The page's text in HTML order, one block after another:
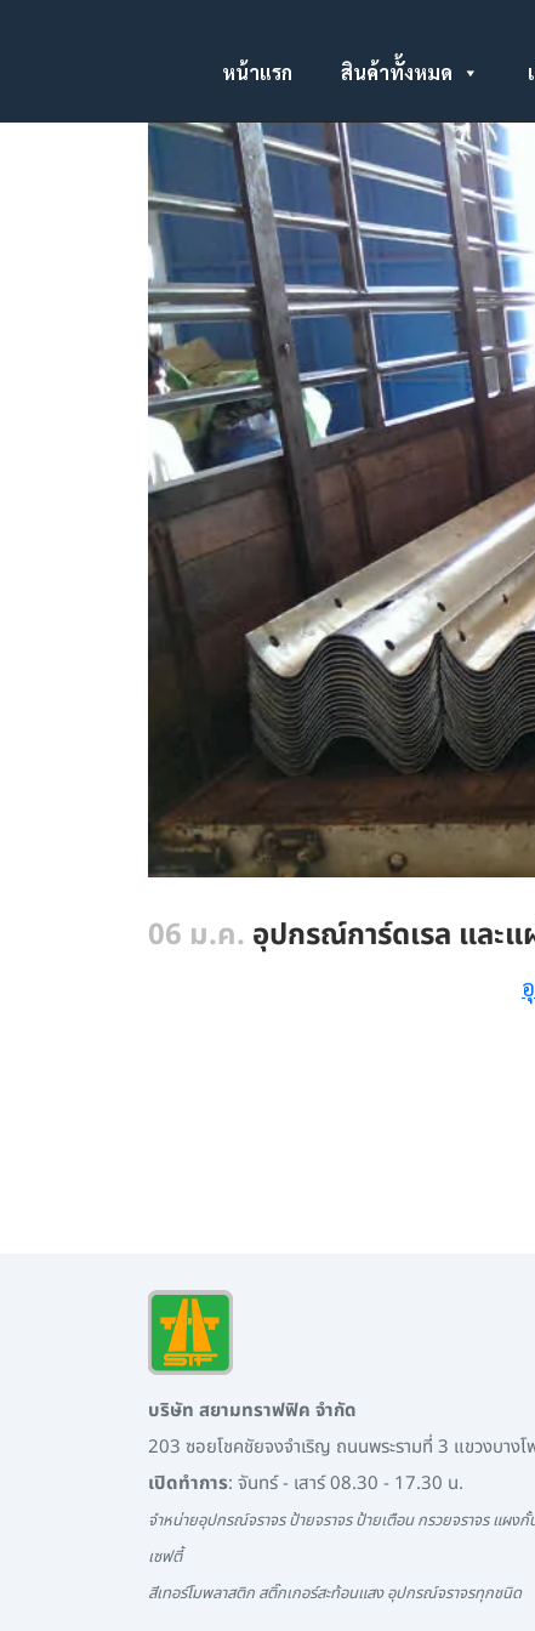
หน้าแรก สินค้าทั้งหมด
06 ม.ค. อุปกรณ์การ์ดเรล และ
บริษัท สยามทราฟฟิค จำกัด
203 ซอยโชคชัยจงจำเริญ ถนนพระรามที่ 3 แขวงบาง
เปิดทำการ: จันทร์ - เสาร์ 08.30 - 17.30 น.
จำหน่ายอุปกรณ์จราจร ป้ายจราจร ป้ายเตือน กรวยจราจร แผง
เซฟตี้
สีเทอร์โมพลาสติก สติ๊กเกอร์สะท้อนแสง อุปกรณ์จราจรทุกชนิด